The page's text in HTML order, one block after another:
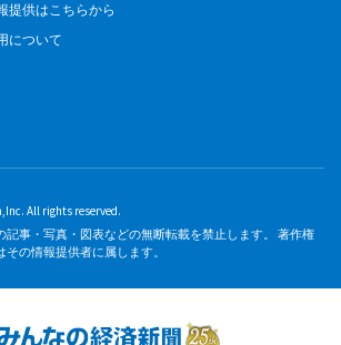
提供はこちらから
について
All rights reserved.
記事・写真・図表などの無断転載を禁止します。 著作権
の情報提供者に属します。